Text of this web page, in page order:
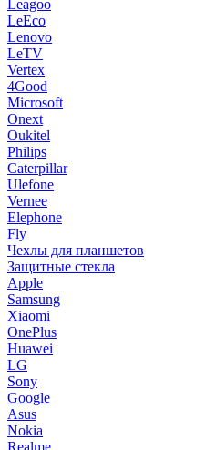
Leagoo
LeEco
Lenovo
LeTV
Vertex
4Good
Microsoft
Onext
Oukitel
Philips
Caterpillar
Ulefone
Vernee
Elephone
Fly
Чехлы для планшетов
Защитные стекла
Apple
Samsung
Xiaomi
OnePlus
Huawei
LG
Sony
Google
Asus
Nokia
Realme